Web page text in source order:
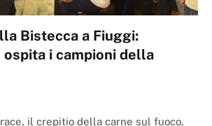
Bistecca a Fiuggi:
ospita i campioni della
il crepitio della carne sul fuoco,